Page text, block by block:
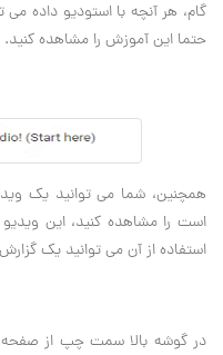
گام، هر آنچه با استودیو داده
حتما این آموزش را مشاهده کنید.
همچنین، شما می توانید یک
است را مشاهده کنید، این
استفاده از آن می توانید یک
در گوشه بالا سمت چپ از